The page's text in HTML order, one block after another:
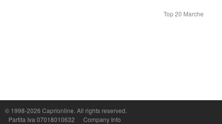
Top 20 Marche
© 1998-2026 Caprionline. All rights reserved.
Partita Iva 07018010632
Company Info
P.Iva, C.F. e n.Reg.Imprese Napoli: 07018010632 - Rea n.557643